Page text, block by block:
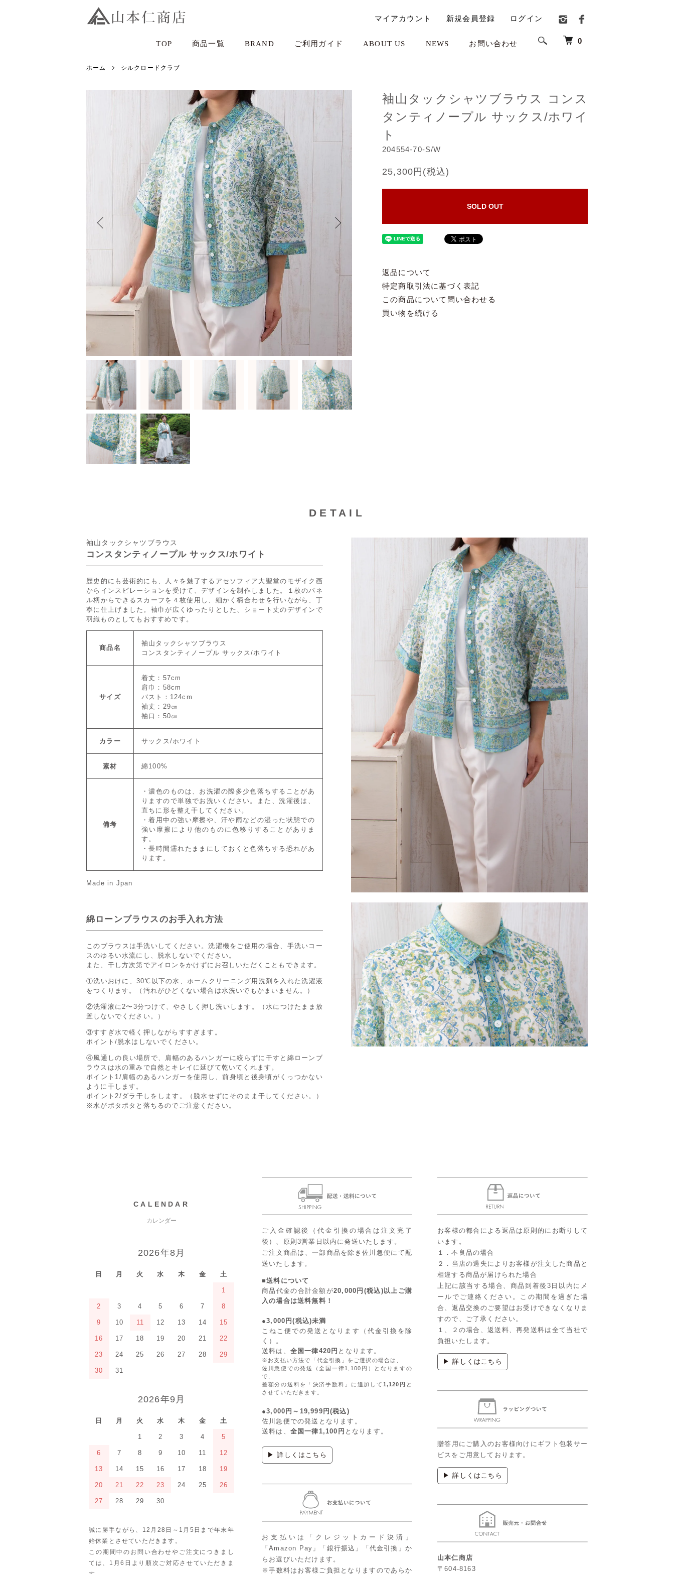
0
TOP 商品一覧 BRAND ご利用ガイド ABOUT US NEWS お問い合わせ
マイアカウント 新規会員登録 ログイン
ホーム シルクロードクラブ
袖山タックシャツブラウス コンス
タンティノープル サックス/ホワイ
ト
204554-70-S/W
25,300円(税込)
SOLD OUT
返品について
特定商取引法に基づく表記
この商品について問い合わせる
買い物を続ける
DETAIL
袖山タックシャツブラウス
コンスタンティノープル サックス/ホワイト
歴史的にも芸術的にも、人々を魅了するアセソフィア大聖堂のモザイク画
からインスピレーションを受けて、デザインを制作しました。１枚のパネ
ル柄からできるスカーフを４枚使用し、細かく柄合わせを行いながら、丁
寧に仕上げました。袖巾が広くゆったりとした、ショート丈のデザインで
羽織ものとしてもおすすめです。
商品名
袖山タックシャツブラウス
コンスタンティノープル サックス/ホワイト
サイズ
着丈：57cm
肩巾：58cm
バスト：124cm
袖丈：29㎝
袖口：50㎝
カラー サックス/ホワイト
素材 綿100%
備考
・濃色のものは、お洗濯の際多少色落ちすることがあ
りますので単独でお洗いください。また、洗濯後は、
直ちに形を整え干してください。
・着用中の強い摩擦や、汗や雨などの湿った状態での
強い摩擦により他のものに色移りすることがありま
す。
・長時間濡れたままにしておくと色落ちする恐れがあ
ります。
Made in Jpan
綿ローンブラウスのお手入れ方法
このブラウスは手洗いしてください。洗濯機をご使用の場合、手洗いコー
スのゆるい水流にし、脱水しないでください。
また、干し方次第でアイロンをかけずにお召しいただくこともできます。
①洗いおけに、30℃以下の水、ホームクリーニング用洗剤を入れた洗濯液
をつくります。（汚れがひどくない場合は水洗いでもかまいません。）
②洗濯液に2〜3分つけて、やさしく押し洗いします。（水につけたまま放
置しないでください。）
③すすぎ水で軽く押しながらすすぎます。
ポイント/脱水はしないでください。
④風通しの良い場所で、肩幅のあるハンガーに絞らずに干すと綿ローンブ
ラウスは水の重みで自然とキレイに延びて乾いてくれます。
ポイント1/肩幅のあるハンガーを使用し、前身頃と後身頃がくっつかない
ように干します。
ポイント2/ダラ干しをします。（脱水せずにそのまま干してください。）
※水がポタポタと落ちるのでご注意ください。
CALENDAR
カレンダー
2026年8月
日 月 火 水 木 金 土
1
2 3 4 5 6 7 8
9 10 11 12 13 14 15
16 17 18 19 20 21 22
23 24 25 26 27 28 29
30 31
2026年9月
日 月 火 水 木 金 土
1 2 3 4 5
6 7 8 9 10 11 12
13 14 15 16 17 18 19
20 21 22 23 24 25 26
27 28 29 30
誠に勝手ながら、12月28日～1月5日まで年末年
始休業とさせていただきます。
この期間中のお問い合わせやご注文につきまし
ては、1月6日より順次ご対応させていただきま
ご入金確認後（代金引換の場合は注文完了
後）、原則3営業日以内に発送いたします。
ご注文商品は、一部商品を除き佐川急便にて配
送いたします。
■送料について
商品代金の合計金額が20,000円(税込)以上ご購
入の場合は送料無料！
●3,000円(税込)未満
こねこ便での発送となります（代金引換を除
く）。
送料は、 全国一律420円 となります。
※お支払い方法で「代金引換」をご選択の場合は、
佐川急便での発送（全国一律1,100円）となりますの
で、
差額分の送料を「決済手数料」に追加して 1,120円 と
させていただきます。
●3,000円～19,999円(税込)
佐川急便での発送となります。
送料は、 全国一律1,100円 となります。
▶ 詳しくはこちら
お支払いは「クレジットカード決済」
「Amazon Pay」「銀行振込」「代金引換」か
らお選びいただけます。
※手数料はお客様ご負担となりますのであらか
お客様の都合による返品は原則的にお断りして
います。
１．不良品の場合
２．当店の過失によりお客様が注文した商品と
相違する商品が届けられた場合
上記に該当する場合、商品到着後3日以内にメ
ールでご連絡ください。この期間を過ぎた場
合、返品交換のご要望はお受けできなくなりま
すので、ご了承ください。
１、２の場合、返送料、再発送料は全て当社で
負担いたします。
▶ 詳しくはこちら
贈答用にご購入のお客様向けにギフト包装サー
ビスをご用意しております。
▶ 詳しくはこちら
山本仁商店
〒604-8163